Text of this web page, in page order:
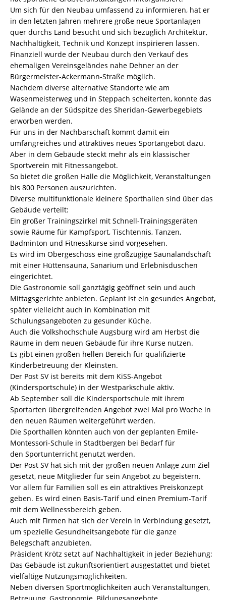
Um sich für den Neubau umfassend zu informieren, hat er
in den letzten Jahren mehrere große neue Sportanlagen
quer durchs Land besucht und sich bezüglich Architektur,
Nachhaltigkeit, Technik und Konzept inspirieren lassen.
Finanziell wurde der Neubau durch den Verkauf des
ehemaligen Vereinsgeländes nahe Dehner an der
Bürgermeister-Ackermann-Straße möglich.
Nachdem diverse alternative Standorte wie am
Wasenmeisterweg und in Steppach scheiterten, konnte das
Gelände an der Südspitze des Sheridan-Gewerbegebiets
erworben werden.
Für uns in der Nachbarschaft kommt damit ein
umfangreiches und attraktives neues Sportangebot dazu.
Aber in dem Gebäude steckt mehr als ein klassischer
Sportverein mit Fitnessangebot.
So bietet die großen Halle die Möglichkeit, Veranstaltungen
bis 800 Personen auszurichten.
Diverse multifunktionale kleinere Sporthallen sind über das
Gebäude verteilt:
Ein großer Trainingszirkel mit Schnell-Trainingsgeräten
sowie Räume für Kampfsport, Tischtennis, Tanzen,
Badminton und Fitnesskurse sind vorgesehen.
Es wird im Obergeschoss eine großzügige Saunalandschaft
mit einer Hüttensauna, Sanarium und Erlebnisduschen
eingerichtet.
Die Gastronomie soll ganztägig geöffnet sein und auch
Mittagsgerichte anbieten. Geplant ist ein gesundes Angebot,
später vielleicht auch in Kombination mit
Schulungsangeboten zu gesunder Küche.
Auch die Volkshochschule Augsburg wird am Herbst die
Räume in dem neuen Gebäude für ihre Kurse nutzen.
Es gibt einen großen hellen Bereich für qualifizierte
Kinderbetreuung der Kleinsten.
Der Post SV ist bereits mit dem KiSS-Angebot
(Kindersportschule) in der Westparkschule aktiv.
Ab September soll die Kindersportschule mit ihrem
Sportarten übergreifenden Angebot zwei Mal pro Woche in
den neuen Räumen weitergeführt werden.
Die Sporthallen könnten auch von der geplanten Emile-
Montessori-Schule in Stadtbergen bei Bedarf für
den Sportunterricht genutzt werden.
Der Post SV hat sich mit der großen neuen Anlage zum Ziel
gesetzt, neue Mitglieder für sein Angebot zu begeistern.
Vor allem für Familien soll es ein attraktives Preiskonzept
geben. Es wird einen Basis-Tarif und einen Premium-Tarif
mit dem Wellnessbereich geben.
Auch mit Firmen hat sich der Verein in Verbindung gesetzt,
um spezielle Gesundheitsangebote für die ganze
Belegschaft anzubieten.
Präsident Krötz setzt auf Nachhaltigkeit in jeder Beziehung:
Das Gebäude ist zukunftsorientiert ausgestattet und bietet
vielfältige Nutzungsmöglichkeiten.
Neben diversen Sportmöglichkeiten auch Veranstaltungen,